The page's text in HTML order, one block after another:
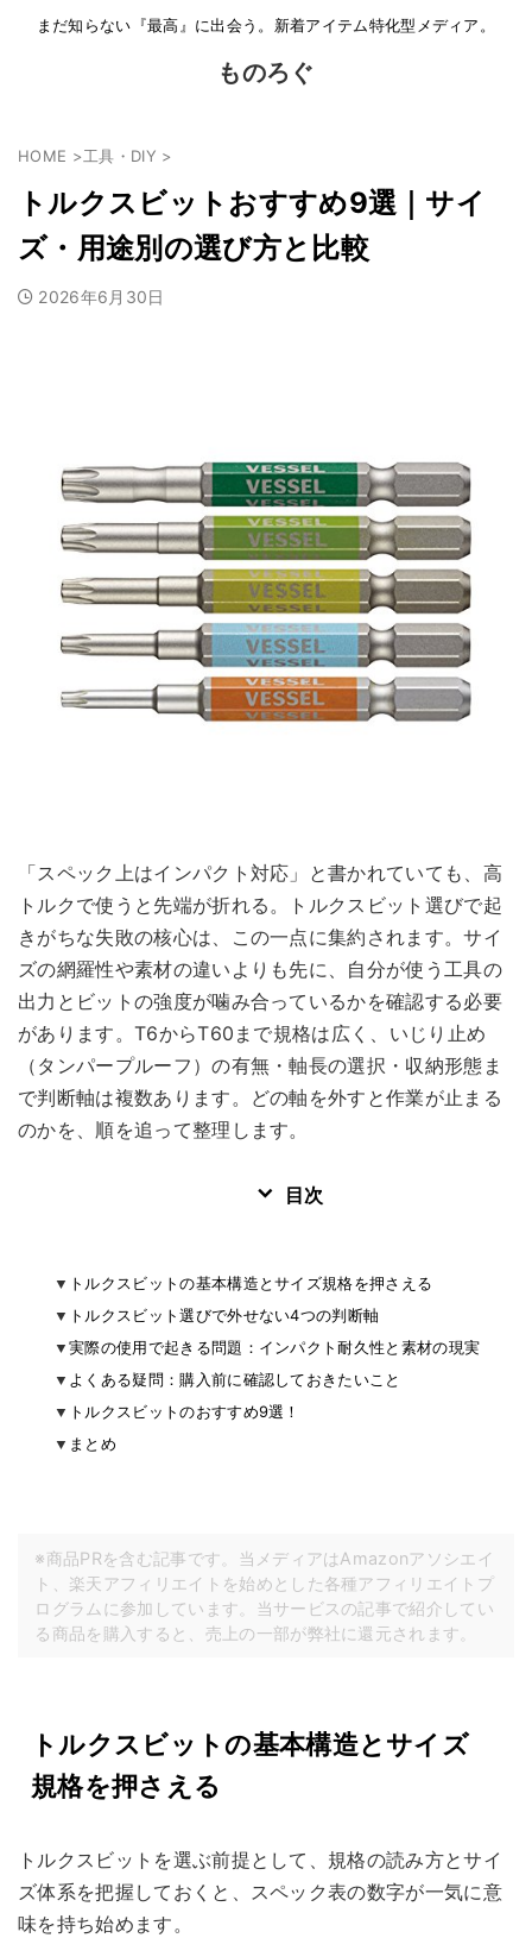
まだ知らない『最高』に出会う。新着アイテム特化型メディア。
ものろぐ
HOME >工具・DIY >
トルクスビットおすすめ9選｜サイ
ズ・用途別の選び方と比較
2026年6月30日
「スペック上はインパクト対応」と書かれていても、高
トルクで使うと先端が折れる。トルクスビット選びで起
きがちな失敗の核心は、この一点に集約されます。サイ
ズの網羅性や素材の違いよりも先に、自分が使う工具の
出力とビットの強度が噛み合っているかを確認する必要
があります。T6からT60まで規格は広く、いじり止め
（タンパープルーフ）の有無・軸長の選択・収納形態ま
で判断軸は複数あります。どの軸を外すと作業が止まる
のかを、順を追って整理します。
目次
トルクスビットの基本構造とサイズ規格を押さえる
トルクスビット選びで外せない4つの判断軸
実際の使用で起きる問題：インパクト耐久性と素材の現実
よくある疑問：購入前に確認しておきたいこと
トルクスビットのおすすめ9選！
まとめ
※商品PRを含む記事です。当メディアはAmazonアソシエイ
ト、楽天アフィリエイトを始めとした各種アフィリエイトプ
ログラムに参加しています。当サービスの記事で紹介してい
る商品を購入すると、売上の一部が弊社に還元されます。
トルクスビットの基本構造とサイズ
規格を押さえる
トルクスビットを選ぶ前提として、規格の読み方とサイ
ズ体系を把握しておくと、スペック表の数字が一気に意
味を持ち始めます。